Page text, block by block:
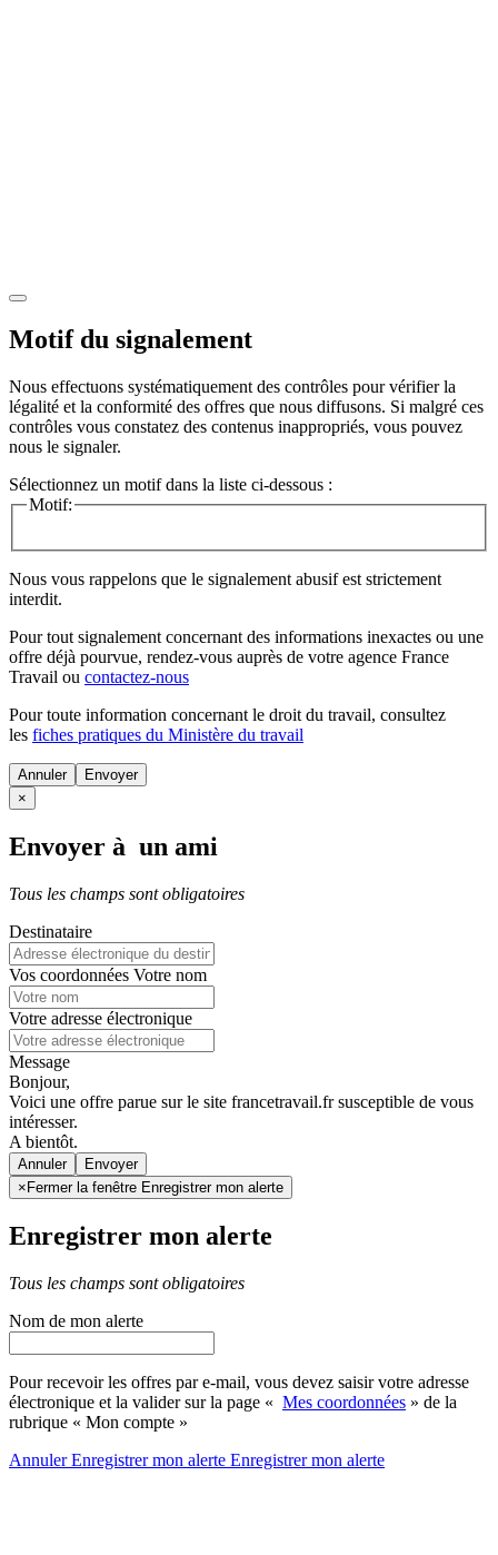
Motif du signalement
Nous effectuons systématiquement des contrôles pour vérifier la
légalité et la conformité des offres que nous diffusons. Si malgré ces
contrôles vous constatez des contenus inappropriés, vous pouvez
nous le signaler.
Sélectionnez un motif dans la liste ci-dessous :
Motif:
Nous vous rappelons que le signalement abusif est strictement
interdit.
Pour tout signalement concernant des informations inexactes ou une
offre déjà pourvue, rendez-vous auprès de votre agence France
Travail ou contactez-nous
Pour toute information concernant le droit du travail, consultez
les fiches pratiques du Ministère du travail
Annuler
×
Envoyer à un ami
Tous les champs sont obligatoires
Destinataire
Vos coordonnées Votre nom
Votre adresse électronique
Message
Bonjour,
Voici une offre parue sur le site francetravail.fr susceptible de vous
intéresser.
A bientôt.
Annuler
× Fermer la fenêtre Enregistrer mon alerte
Enregistrer mon alerte
Tous les champs sont obligatoires
Nom de mon alerte
Pour recevoir les offres par e-mail, vous devez saisir votre adresse
électronique et la valider sur la page « Mes coordonnées » de la
rubrique « Mon compte »
AnnulerEnregistrer mon alerte Enregistrermon alerte